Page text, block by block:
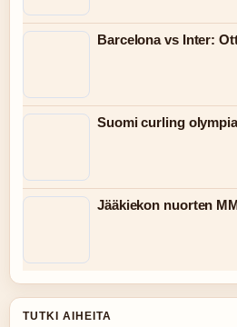
Barcelona vs Inter:
Suomi curling
Jääkiekon nuorten
TUTKI AIHEITA